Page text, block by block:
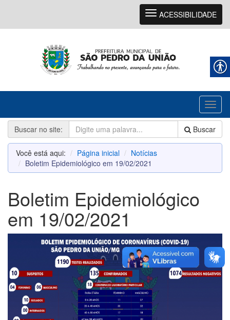
Navegação
ACESSIBILIDADE
Buscar no site:
Buscar
Você está aqui: Página inicial
Notícias
Boletim Epidemiológico em 19/02/2021
Boletim Epidemiológico
em 19/02/2021